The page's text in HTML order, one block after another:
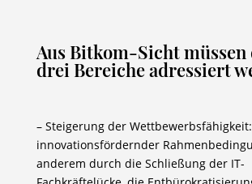
Aus Bitkom-Sicht
drei Bereiche adressiert
– Steigerung der
innovationsfördernder
anderem durch die Schließung der IT-